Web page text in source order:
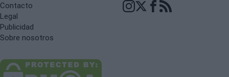
Contacto
Legal
Publicidad
Sobre nosotros